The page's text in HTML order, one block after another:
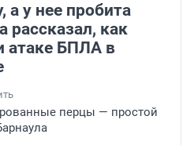
а у нее пробита
рассказал, как
атаке БПЛА в
перцы — простой